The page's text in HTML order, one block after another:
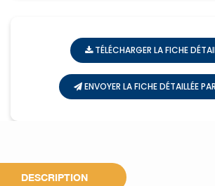
TÉLÉCHARGER LA FICHE
ENVOYER LA FICHE DÉTAILLÉE
DESCRIPTION